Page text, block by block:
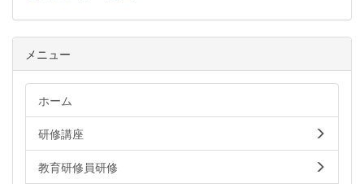
メニュー
ホーム
研修講座
教育研修員研修